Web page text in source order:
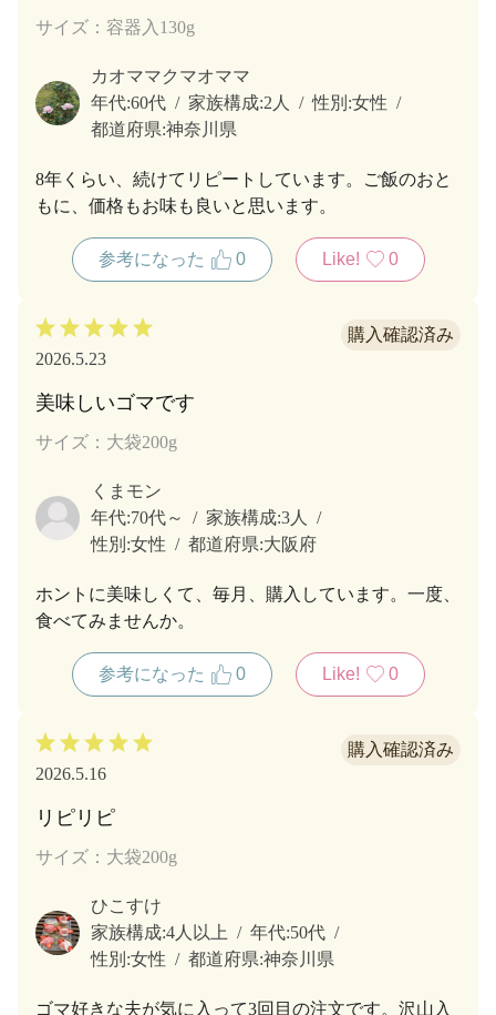
サイズ：容器入130g
カオママクマオママ
年代:60代 家族構成:2人 性別:女性
都道府県:神奈川県
8年くらい、続けてリピートしています。ご飯のおと
もに、価格もお味も良いと思います。
参考になった 0 Like! 0
2026.5.23
美味しいゴマです
サイズ：大袋200g
くまモン
年代:70代～ 家族構成:3人
性別:女性 都道府県:大阪府
ホントに美味しくて、毎月、購入しています。一度、
食べてみませんか。
参考になった 0 Like! 0
2026.5.16
リピリピ
サイズ：大袋200g
ひこすけ
家族構成:4人以上 年代:50代
性別:女性 都道府県:神奈川県
ゴマ好きな夫が気に入って3回目の注文です。沢山入